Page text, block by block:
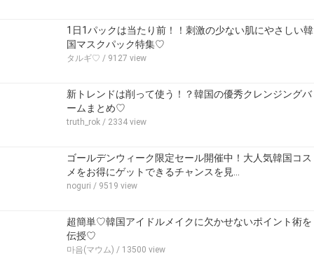
1日1パックは当たり前！！刺激の少ない肌にやさしい韓
国マスクパック特集♡
タルギ♡ / 9127 view
新トレンドは削って使う！？韓国の優秀クレンジングバ
ームまとめ♡
truth_rok / 2334 view
ゴールデンウィーク限定セール開催中！大人気韓国コス
メをお得にゲットできるチャンスを見…
noguri / 9519 view
超簡単♡韓国アイドルメイクに欠かせないポイント術を
伝授♡
마음(マウム) / 13500 view